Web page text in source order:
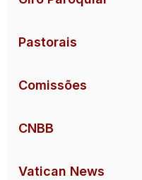
Pastorais
Comissões
CNBB
Vatican News